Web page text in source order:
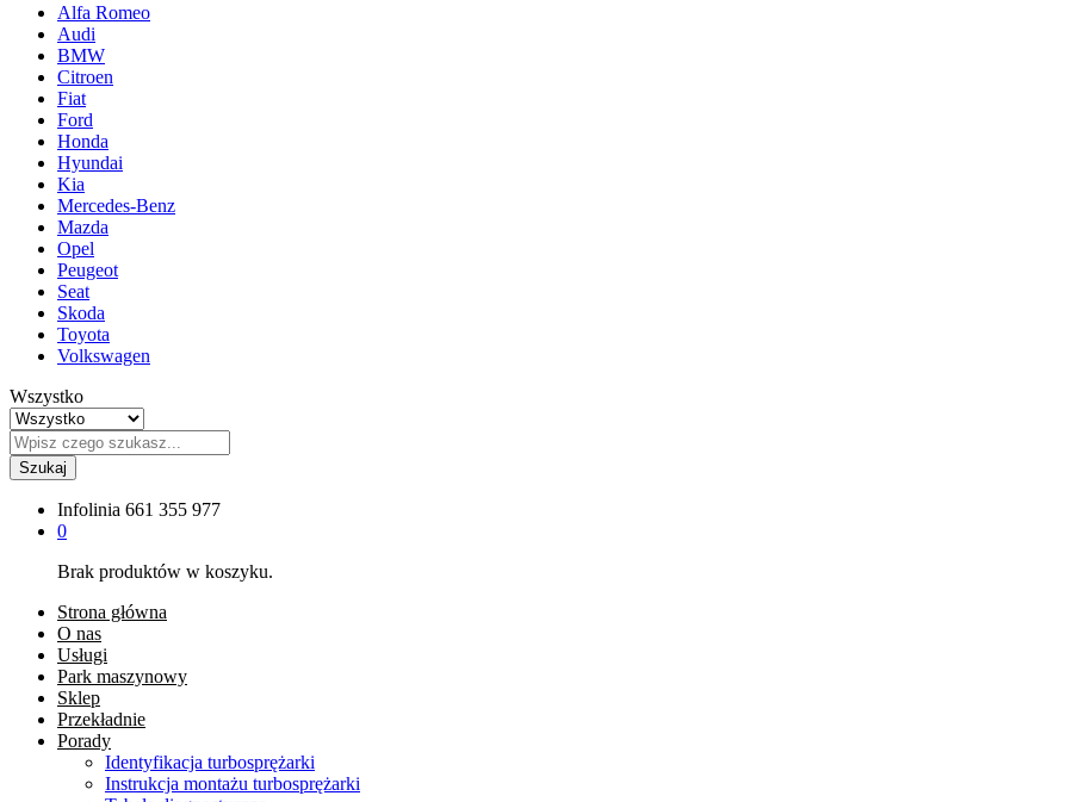
Alfa Romeo
Audi
BMW
Citroen
Fiat
Ford
Honda
Hyundai
Kia
Mercedes-Benz
Mazda
Opel
Peugeot
Seat
Skoda
Toyota
Volkswagen
Wszystko
Szukaj
Infolinia 661 355 977
0
Brak produktów w koszyku.
Strona główna
O nas
Usługi
Park maszynowy
Sklep
Przekładnie
Porady
Identyfikacja turbosprężarki
Instrukcja montażu turbosprężarki